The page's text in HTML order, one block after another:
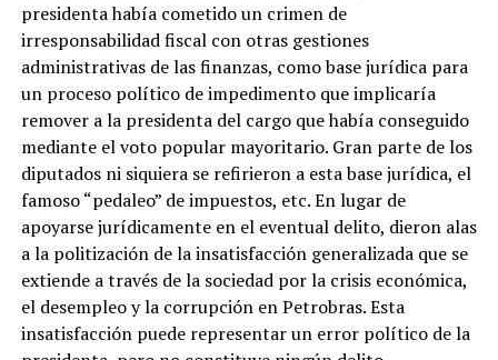
presidenta había cometido un crimen de
irresponsabilidad fiscal con otras gestiones
administrativas de las finanzas, como base jurídica para
un proceso político de impedimento que implicaría
remover a la presidenta del cargo que había conseguido
mediante el voto popular mayoritario. Gran parte de los
diputados ni siquiera se refirieron a esta base jurídica, el
famoso “pedaleo” de impuestos, etc. En lugar de
apoyarse jurídicamente en el eventual delito, dieron alas
a la politización de la insatisfacción generalizada que se
extiende a través de la sociedad por la crisis económica,
el desempleo y la corrupción en Petrobras. Esta
insatisfacción puede representar un error político de la